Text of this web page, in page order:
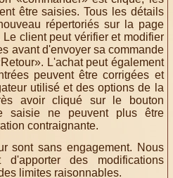
être saisies. Tous les détails
répertoriés sur la page
client peut vérifier et modifier
avant d'envoyer sa commande
L'achat peut également
peuvent être corrigées et
utilisé et des options de la
avoir cliqué sur le bouton
saisie ne peuvent plus être
contraignante.
sont sans engagement. Nous
des modifications
limites raisonnables.